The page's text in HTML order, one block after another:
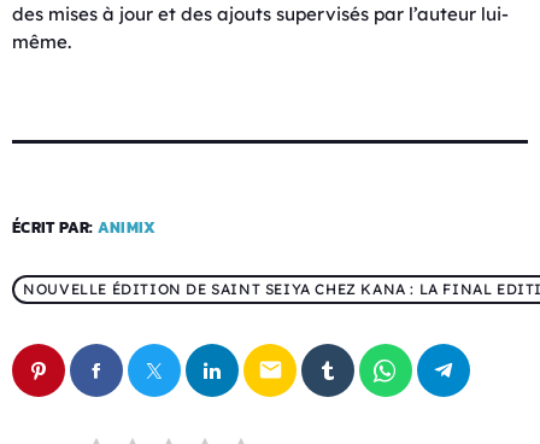
des mises à jour et des ajouts supervisés par l’auteur lui-
même.
ÉCRIT PAR: ANIMIX
NOUVELLE ÉDITION DE SAINT SEIYA CHEZ KANA : LA FINAL
email